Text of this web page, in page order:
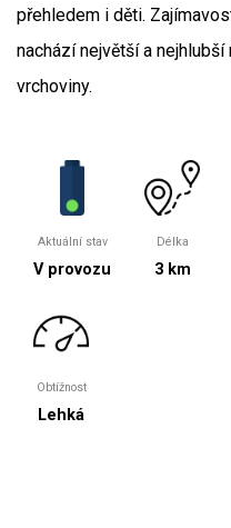
přehledem i děti.
nachází největší a
vrchoviny.
Aktuální stav
V provozu
Délka
3 km
Obtížnost
Lehká